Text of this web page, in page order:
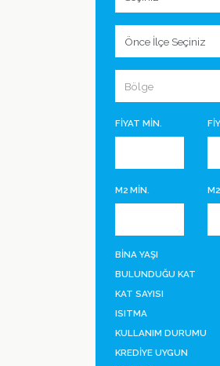
FİYAT MİN.
M2 MİN.
BİNA YAŞI
BULUNDUĞU KAT
KAT SAYISI
ISITMA
KULLANIM DURUMU
KREDİYE UYGUN